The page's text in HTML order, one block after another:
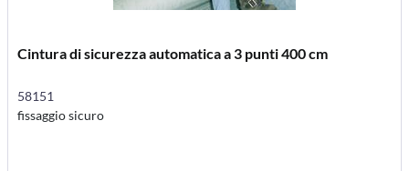
Cintura di sicurezza automatica a 3 punti 400 cm
58151
fissaggio sicuro